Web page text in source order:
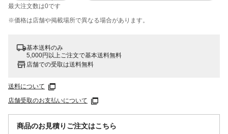
最大注文数は0です
※価格は​店舗や​掲載場所で​異なる​場合が​あります。
基本送料のみ
5,000円以上ご注文で基本送料無料
店舗での受取は送料無料
送料について
店舗受取のお支払いについて
商品のお見積りご注文はこちら